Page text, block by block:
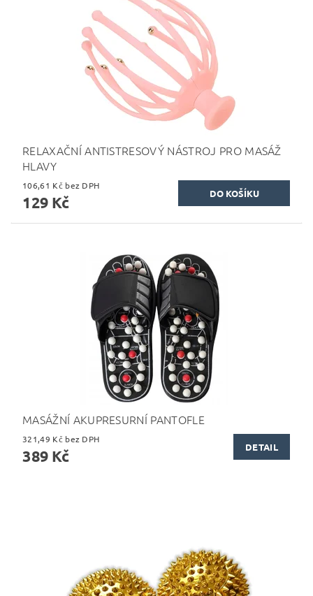
RELAXAČNÍ ANTISTRESOVÝ NÁSTROJ PRO MASÁŽ
HLAVY
106,61 Kč bez DPH
129 Kč
MASÁŽNÍ AKUPRESURNÍ PANTOFLE
321,49 Kč bez DPH
389 Kč DETAIL